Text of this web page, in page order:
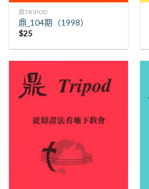
鼎TRIPOD
鼎_104期（1998）
$25